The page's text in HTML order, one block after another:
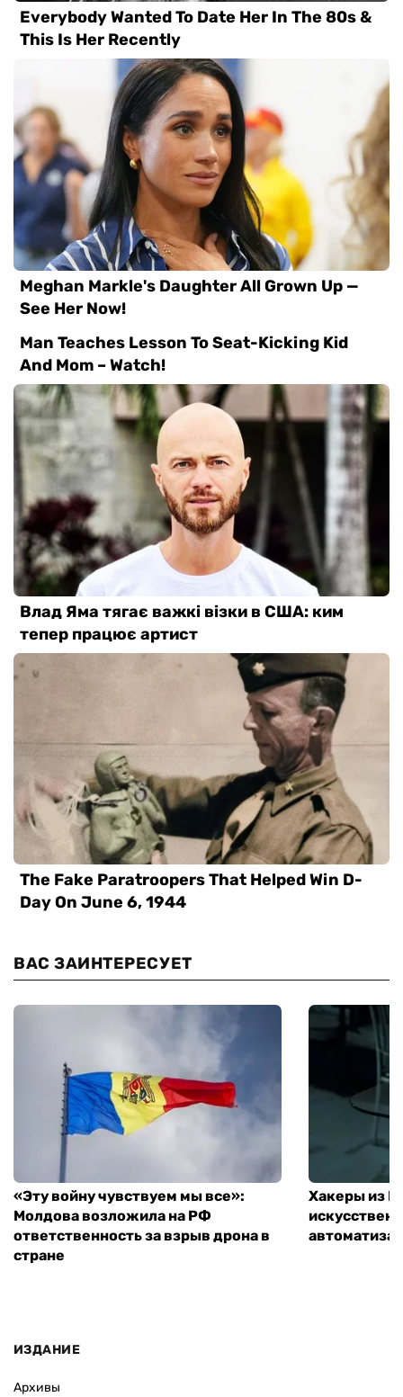
ВАС ЗАИНТЕРЕСУЕТ
«Эту войну чувствуем мы все»:
Молдова возложила на РФ
ответственность за взрыв дрона в
стране
Хакеры из
ИЗДАНИЕ
Архивы